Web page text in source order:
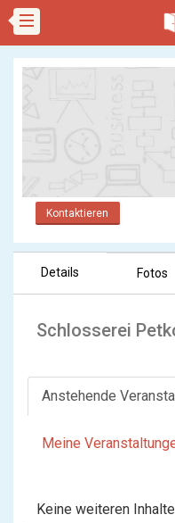
Kontaktieren
Details Fotos
Schlosserei
Anstehende
Meine
Keine weiteren